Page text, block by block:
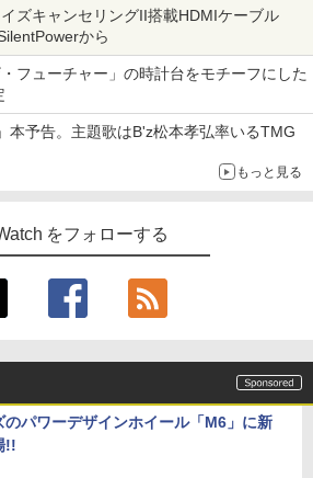
ズキャンセリングII搭載HDMIケーブル
から
・フューチャー」の時計台をモチーフにした
本予告。主題歌はB'z松本孝弘率いるTMG
もっと見る
をフォローする
のパワーデザインホイール「M6」に新
!!